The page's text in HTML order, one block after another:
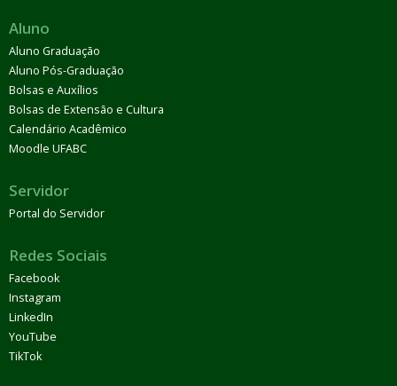
Aluno
Aluno Graduação
Aluno Pós-Graduação
Bolsas e Auxílios
Bolsas de Extensão e Cultura
Calendário Acadêmico
Moodle UFABC
Servidor
Portal do Servidor
Redes Sociais
Facebook
Instagram
LinkedIn
YouTube
TikTok